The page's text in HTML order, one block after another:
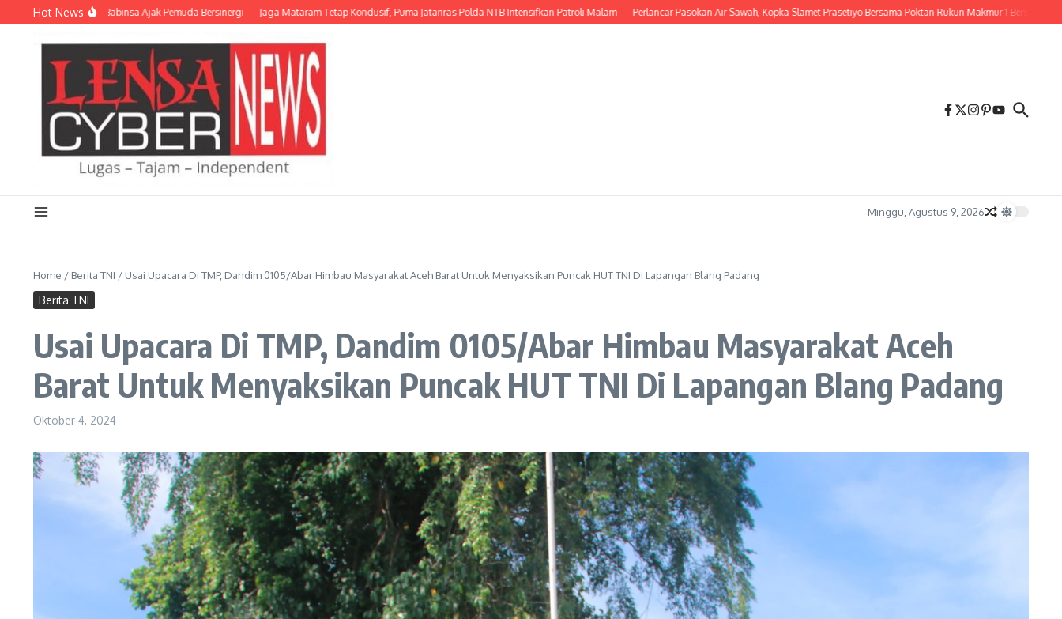
Lewati ke konten
Hot News
Kemerdekaan, Babinsa Ajak Pemuda Bersinergi Jaga Mataram Tetap Kondusif, Puma Jatanras Polda NTB Intensifkan Patroli Malam Perlancar Pasokan Air Sawah, Kopka Slamet Prasetiyo Bersama Poktan Rukun Makmur 1 Bersihkan Parit
Minggu, Agustus 9, 2026
Home / Berita TNI / Usai Upacara Di TMP, Dandim 0105/Abar Himbau Masyarakat Aceh Barat Untuk Menyaksikan Puncak HUT TNI Di Lapangan Blang Padang
Berita TNI
Usai Upacara Di TMP, Dandim 0105/Abar Himbau Masyarakat Aceh
Barat Untuk Menyaksikan Puncak HUT TNI Di Lapangan Blang Padang
Oktober 4, 2024